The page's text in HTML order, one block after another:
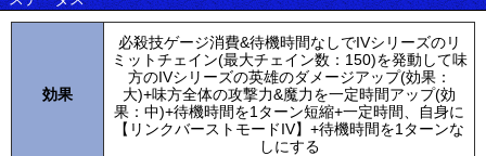
効果
必殺技ゲージ消費&待機時間なしでIVシリーズのリ
ミットチェイン(最大チェイン数：150)を発動して味
方のIVシリーズの英雄のダメージアップ(効果：
大)+味方全体の攻撃力&魔力を一定時間アップ(効
果：中)+待機時間を1ターン短縮+一定時間、自身に
【リンクバーストモードIV】+待機時間を1ターンな
しにする